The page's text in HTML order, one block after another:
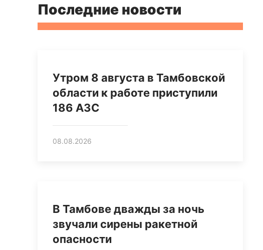
Последние новости
Утром 8 августа в Тамбовской
области к работе приступили
186 АЗС
08.08.2026
В Тамбове дважды за ночь
звучали сирены ракетной
опасности